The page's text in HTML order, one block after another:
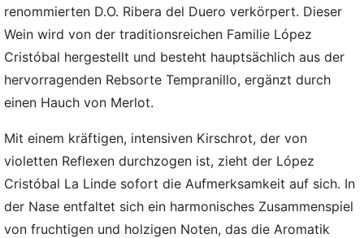
renommierten D.O. Ribera del Duero verkörpert. Dieser
Wein wird von der traditionsreichen Familie López
Cristóbal hergestellt und besteht hauptsächlich aus der
hervorragenden Rebsorte Tempranillo, ergänzt durch
einen Hauch von Merlot.
Mit einem kräftigen, intensiven Kirschrot, der von
violetten Reflexen durchzogen ist, zieht der López
Cristóbal La Linde sofort die Aufmerksamkeit auf sich. In
der Nase entfaltet sich ein harmonisches Zusammenspiel
von fruchtigen und holzigen Noten, das die Aromatik